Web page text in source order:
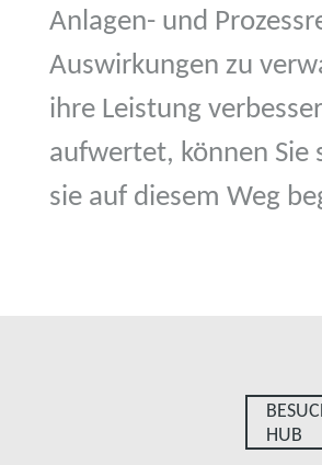
Anlagen- und
Auswirkungen zu
ihre Leistung
aufwertet, können Sie
sie auf diesem Weg
HUB